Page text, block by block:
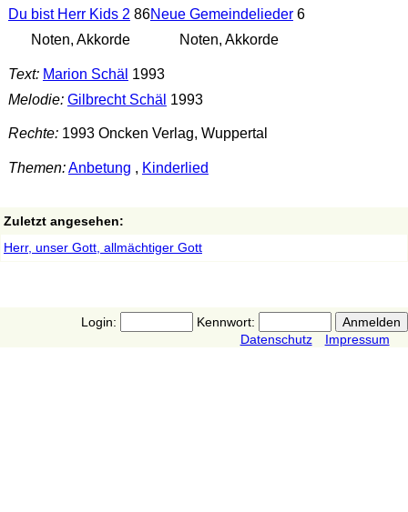
Du bist Herr Kids 2 86
Noten, Akkorde
Neue Gemeindelieder6
Noten, Akkorde
Text: Marion Schäl 1993
Melodie: Gilbrecht Schäl 1993
Rechte:1993 Oncken Verlag, Wuppertal
Themen:Anbetung , Kinderlied
Zuletzt angesehen:
Herr, unser Gott, allmächtiger Gott
Login:
Kennwort:
Datenschutz
Impressum